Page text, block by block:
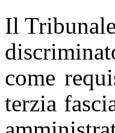
Il
come
terzia